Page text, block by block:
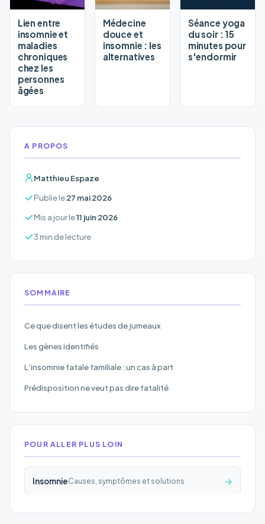
Lien entre
insomnie et
maladies
chroniques
chez les
personnes
âgées
Médecine
douce et
insomnie : les
alternatives
Séance yoga
du soir : 15
minutes pour
s'endormir
A PROPOS
Matthieu Espaze
Publie le27 mai 2026
Mis a jour le11 juin 2026
3 min de lecture
SOMMAIRE
Ce que disent les études de jumeaux
Les gènes identifiés
L’insomnie fatale familiale : un cas à part
Prédisposition ne veut pas dire fatalité
POUR ALLER PLUS LOIN
InsomnieCauses, symptômes et solutions →